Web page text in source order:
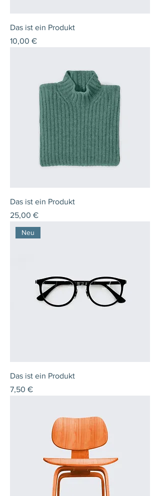
Das ist ein Produkt
Preis
10,00 €
Das ist ein Produkt
Preis
25,00 €
Neu
Das ist ein Produkt
Preis
7,50 €